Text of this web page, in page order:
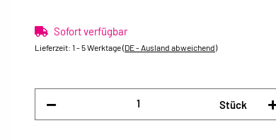
Sofort verfügbar
Lieferzeit: 1 - 5 Werktage(DE - Ausland abweichend)
Stück